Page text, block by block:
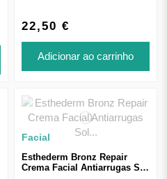
22,50 €
Adicionar ao carrinho
Facial
Esthederm Bronz Repair
Crema Facial Antiarrugas Sol